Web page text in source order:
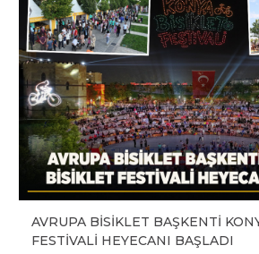
AVRUPA BİSİKLET BAŞKENTİ
FESTİVALİ HEYECANI BAŞLADI